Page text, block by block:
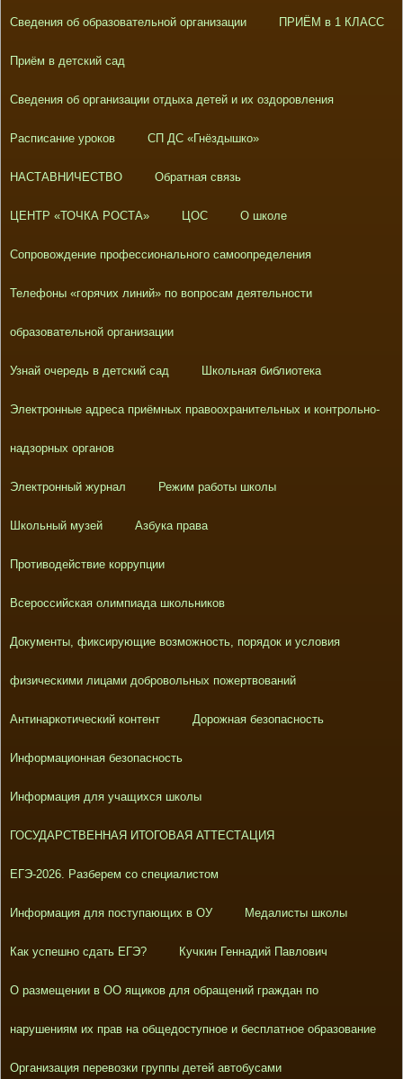
Сведения об образовательной организации ПРИЁМ в 1 КЛАСС
Приём в детский сад
Сведения об организации отдыха детей и их оздоровления
Расписание уроков СП ДС «Гнёздышко»
НАСТАВНИЧЕСТВО Обратная связь
ЦЕНТР «ТОЧКА РОСТА» ЦОС О школе
Сопровождение профессионального самоопределения
Телефоны «горячих линий» по вопросам деятельности
образовательной организации
Узнай очередь в детский сад Школьная библиотека
Электронные адреса приёмных правоохранительных и контрольно-
надзорных органов
Электронный журнал Режим работы школы
Школьный музей Азбука права
Противодействие коррупции
Всероссийская олимпиада школьников
Документы, фиксирующие возможность, порядок и условия
физическими лицами добровольных пожертвований
Антинаркотический контент Дорожная безопасность
Информационная безопасность
Информация для учащихся школы
ГОСУДАРСТВЕННАЯ ИТОГОВАЯ АТТЕСТАЦИЯ
ЕГЭ-2026. Разберем со специалистом
Информация для поступающих в ОУ Медалисты школы
Как успешно сдать ЕГЭ? Кучкин Геннадий Павлович
О размещении в ОО ящиков для обращений граждан по
нарушениям их прав на общедоступное и бесплатное образование
Организация перевозки группы детей автобусами